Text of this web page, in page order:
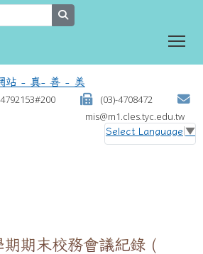
(03)-4708472
mis@m1.cles.tyc.edu.tw
Select Language ▼
期期末校務會議紀錄 (